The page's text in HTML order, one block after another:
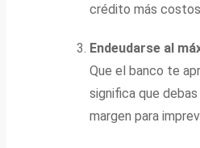
crédito más
Endeudarse al
Que el banco te
significa que
margen para